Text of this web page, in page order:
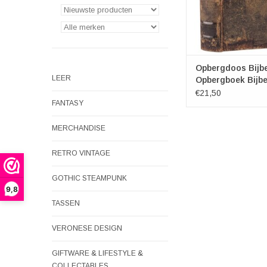
9,8
LEER
FANTASY
MERCHANDISE
RETRO VINTAGE
GOTHIC STEAMPUNK
TASSEN
VERONESE DESIGN
GIFTWARE & LIFESTYLE &
Opbergdoos
Opbergboek Bijbel
/Boekendoos
€21,50